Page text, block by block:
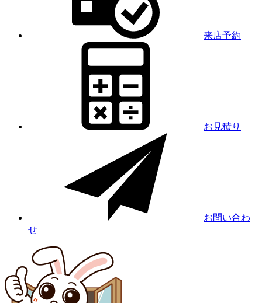
来店予約
お見積り
お問い合わ
せ